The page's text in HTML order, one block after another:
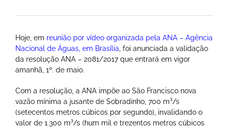
Hoje, em reunião por vídeo organizada pela ANA – Agência
Nacional de Águas, em Brasília, foi anunciada a validação
da resolução ANA – 2081/2017 que entrará em vigor
amanhã, 1º. de maio.
Com a resolução, a ANA impõe ao São Francisco nova
vazão mínima a jusante de Sobradinho, 700 m³/s
(setecentos metros cúbicos por segundo), invalidando o
valor de 1.300 m³/s (hum mil e trezentos metros cúbicos